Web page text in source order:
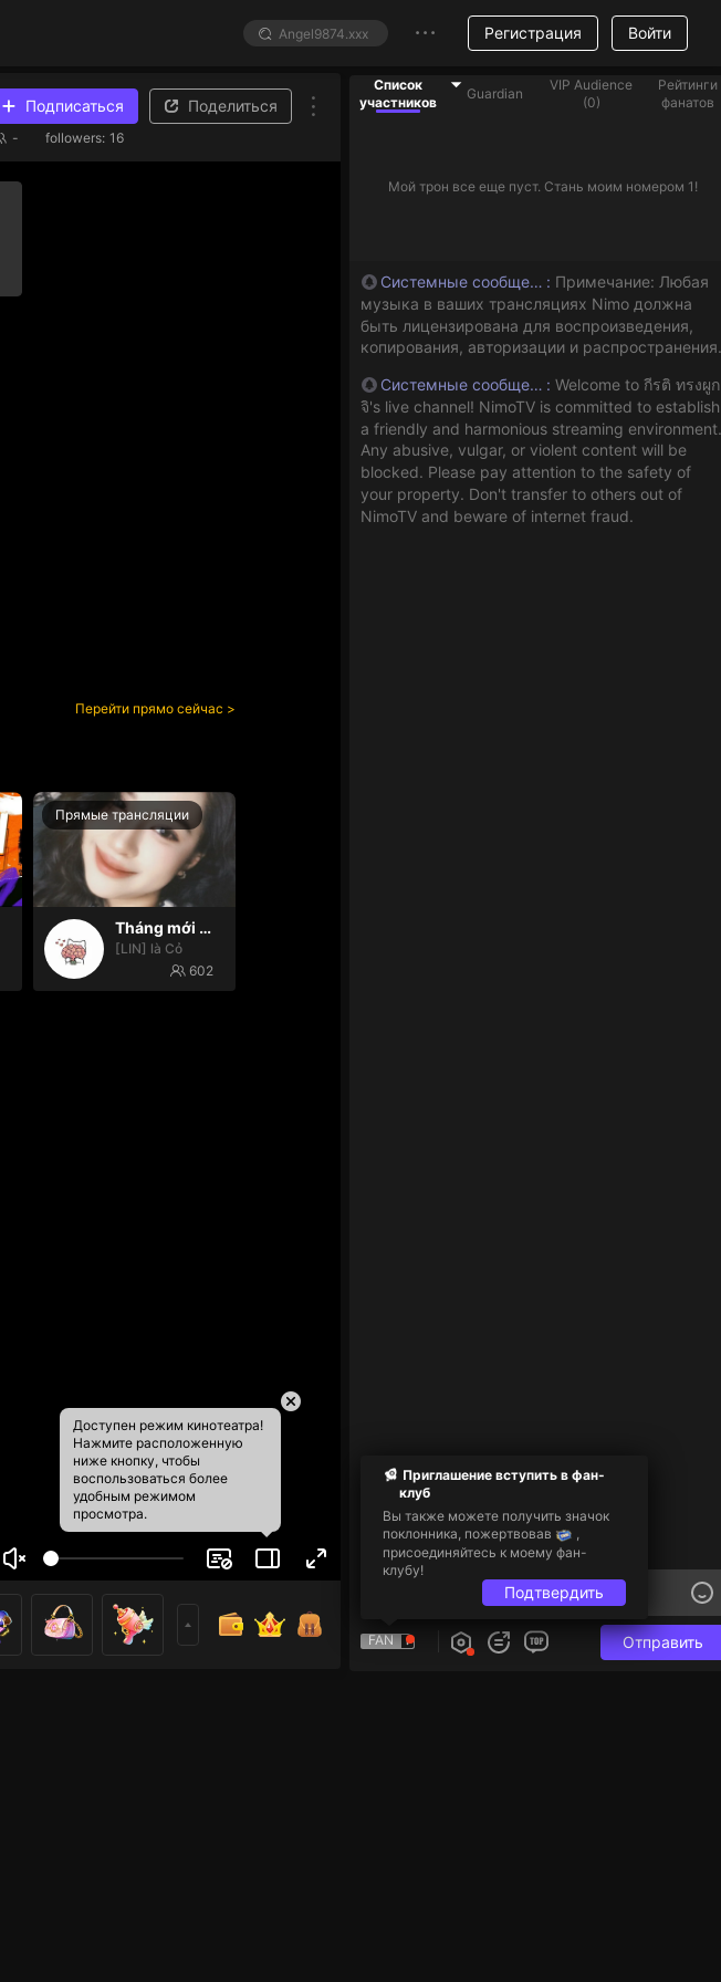
Регистрация Войти
Подписаться Поделиться
- followers: 16
Доступен режим кинотеатра!
Нажмите расположенную
ниже кнопку, чтобы
воспользоваться более
удобным режимом
просмотра.
Перейти прямо сейчас
Прямые трансляции
Tháng mới may mắn nhooo
[LIN] là Cỏ
602
Список
участников
Guardian
VIP Audience
(0)
Рейтинги
фанатов
Мой трон все еще пуст. Стань моим номером 1!
Системные сообщения : Примечание: Любая
музыка в ваших трансляциях Nimo должна
быть лицензирована для воспроизведения,
копирования, авторизации и распространения.
Системные сообщения : Welcome to กีรติ ทรงผูก
จิ's live channel! NimoTV is committed to establish
a friendly and harmonious streaming environment.
Any abusive, vulgar, or violent content will be
blocked. Please pay attention to the safety of
your property. Don't transfer to others out of
NimoTV and beware of internet fraud.
FAN Отправить
Приглашение вступить в фан-
клуб
Вы также можете получить значок
поклонника, пожертвовав
,
присоединяйтесь к моему фан-
клубу!
Подтвердить